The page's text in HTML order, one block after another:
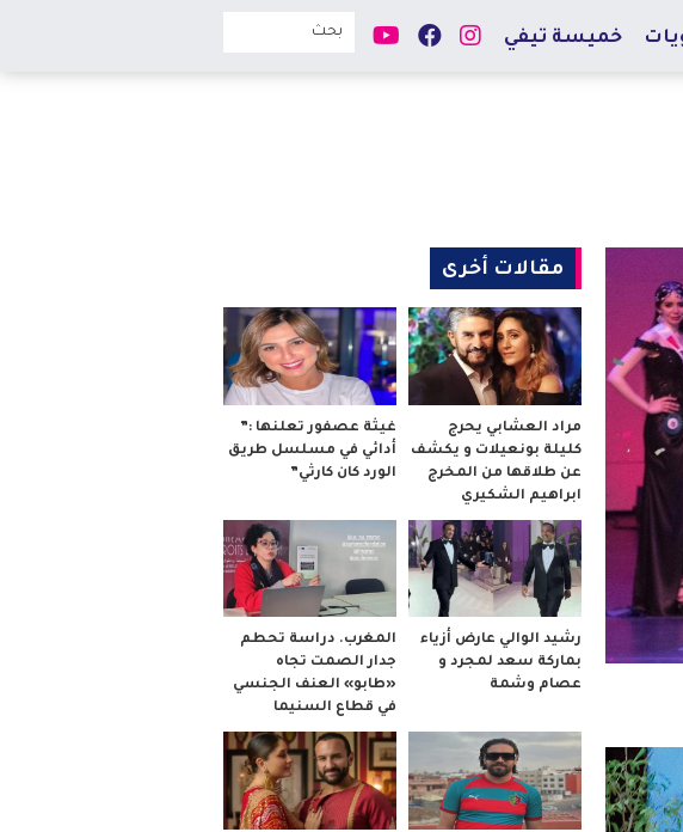
خميسة تيفي
مقالات أخرى
مراد العشابي يحرج
كليلة بونعيلات و يكشف
عن طلاقها من المخرج
ابراهيم الشكيري
غيثة عصفور تعلنها :”
أدائي في مسلسل طريق
الورد كان كارثي”
رشيد الوالي عارض أزياء
بماركة سعد لمجرد و
عصام وشمة
المغرب. دراسة تحطم
جدار الصمت تجاه
«طابو» العنف الجنسي
في قطاع السنيما